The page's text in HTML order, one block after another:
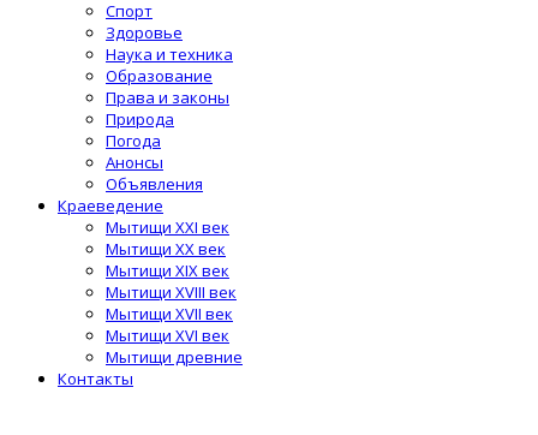
Спорт
Здоровье
Наука и техника
Образование
Права и законы
Природа
Погода
Анонсы
Объявления
Краеведение
Мытищи XXI век
Мытищи XX век
Мытищи XIX век
Мытищи XVIII век
Мытищи XVII век
Мытищи XVI век
Мытищи древние
Контакты